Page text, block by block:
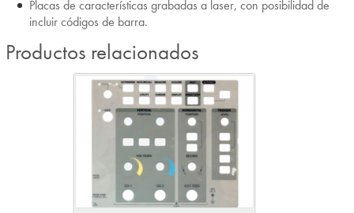
Placas de características grabadas a laser, con posibilidad de
incluir códigos de barra.
Productos relacionados